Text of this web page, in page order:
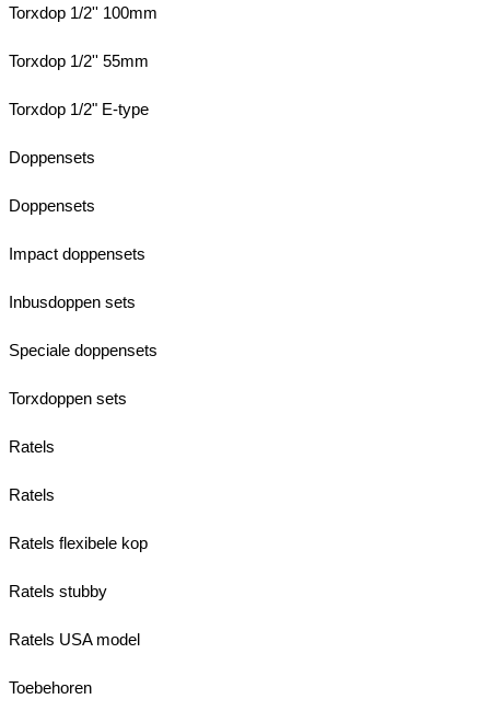
Torxdop 1/2'' 100mm
Torxdop 1/2'' 55mm
Torxdop 1/2" E-type
Doppensets
Doppensets
Impact doppensets
Inbusdoppen sets
Speciale doppensets
Torxdoppen sets
Ratels
Ratels
Ratels flexibele kop
Ratels stubby
Ratels USA model
Toebehoren